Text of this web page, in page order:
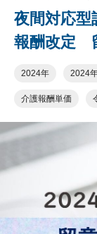
夜間対応
報酬改定
2024年 2024
介護報酬単価